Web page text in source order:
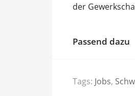
der
Passend dazu
Tags: Jobs,